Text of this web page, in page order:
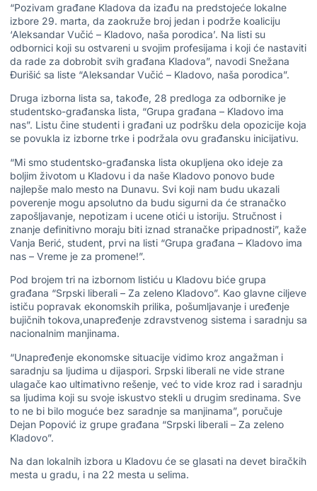
“Pozivam građane Kladova da izađu na predstojeće lokalne
izbore 29. marta, da zaokruže broj jedan i podrže koaliciju
‘Aleksandar Vučić – Kladovo, naša porodica’. Na listi su
odbornici koji su ostvareni u svojim profesijama i koji će nastaviti
da rade za dobrobit svih građana Kladova”, navodi Snežana
Đurišić sa liste “Aleksandar Vučić – Kladovo, naša porodica”.
Druga izborna lista sa, takođe, 28 predloga za odbornike je
studentsko-građanska lista, “Grupa građana – Kladovo ima
nas”. Listu čine studenti i građani uz podršku dela opozicije koja
se povukla iz izborne trke i podržala ovu građansku inicijativu.
“Mi smo studentsko-građanska lista okupljena oko ideje za
boljim životom u Kladovu i da naše Kladovo ponovo bude
najlepše malo mesto na Dunavu. Svi koji nam budu ukazali
poverenje mogu apsolutno da budu sigurni da će stranačko
zapošljavanje, nepotizam i ucene otići u istoriju. Stručnost i
znanje definitivno moraju biti iznad stranačke pripadnosti”, kaže
Vanja Berić, student, prvi na listi “Grupa građana – Kladovo ima
nas – Vreme je za promene!”.
Pod brojem tri na izbornom listiću u Kladovu biće grupa
građana “Srpski liberali – Za zeleno Kladovo”. Kao glavne ciljeve
ističu popravak ekonomskih prilika, pošumljavanje i uređenje
bujičnih tokova,unapređenje zdravstvenog sistema i saradnju sa
nacionalnim manjinama.
“Unapređenje ekonomske situacije vidimo kroz angažman i
saradnju sa ljudima u dijaspori. Srpski liberali ne vide strane
ulagače kao ultimativno rešenje, već to vide kroz rad i saradnju
sa ljudima koji su svoje iskustvo stekli u drugim sredinama. Sve
to ne bi bilo moguće bez saradnje sa manjinama”, poručuje
Dejan Popović iz grupe građana “Srpski liberali – Za zeleno
Kladovo”.
Na dan lokalnih izbora u Kladovu će se glasati na devet biračkih
mesta u gradu, i na 22 mesta u selima.